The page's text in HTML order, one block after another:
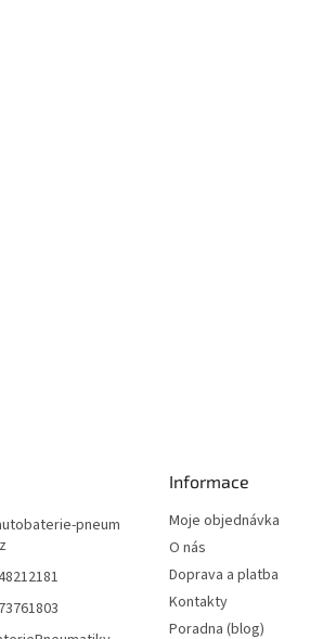
pneum
Informace
Moje objednávka
O nás
Doprava a platba
Kontakty
Poradna (blog)